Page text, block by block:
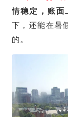
情稳定，账面
下，还能在暑
的。